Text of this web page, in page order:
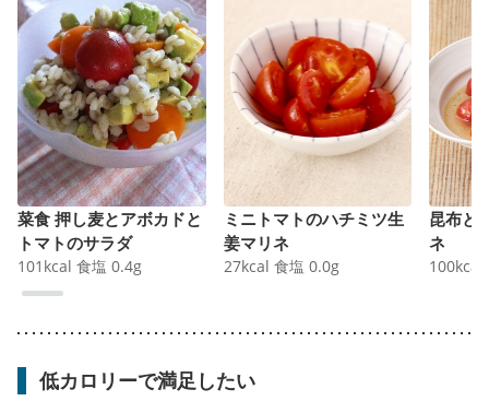
菜食 押し麦とアボカドと
トマトのサラダ
101 kcal 食塩 0.4g
ミニトマトのハチミツ生
姜マリネ
27kcal 食塩 0.0g
昆布と
ネ
100kcal
低カロリーで満足したい